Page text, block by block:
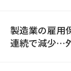
製造業の雇用
連続で減少…